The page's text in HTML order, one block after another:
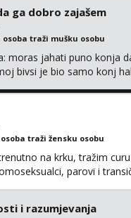
ga dobro zajašem
osoba traži mušku osobu
moras jahati puno konja
bivsi je bio samo konj
traži žensku osobu
na krku, tražim
parovi i
i razumjevanja